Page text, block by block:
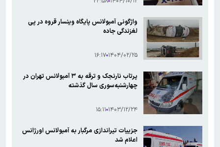
واژگونی آمبولانس پایگاه وینسار قروه در پی
لغزندگی جاده
۱۴۰۴/۰۲/۲۵ ۱۶:۱۷
پرتاب نارنجک و ترقه به ۳ آمبولانس تهران در
چهارشنبه‌سوری سال گذشته
۱۴۰۳/۱۲/۲۴ ۱۵:۱۱
جزییات تیراندازی مرگبار به آمبولانس اورژانس
اعلام شد